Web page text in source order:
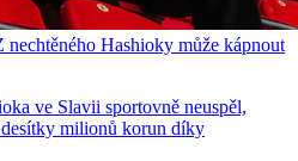
Hashioky může kápnout
ve Slavii sportovně neuspěl,
milionů korun díky